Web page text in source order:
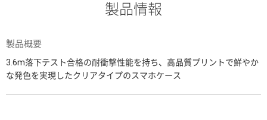
製品情報
製品概要
3.6m落下テスト合格の耐衝撃性能を持ち、高品質プリントで鮮やか
な発色を実現したクリアタイプのスマホケース